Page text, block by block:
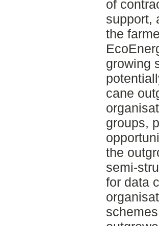
of
support,
the
growing
cane
groups,
the
semi-
for data